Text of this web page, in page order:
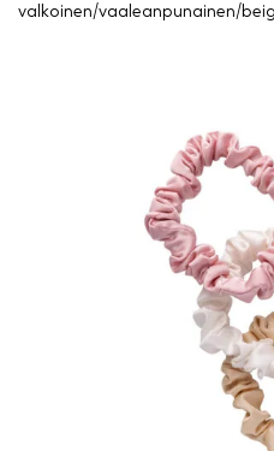
valkoinen/vaaleanpunainen/